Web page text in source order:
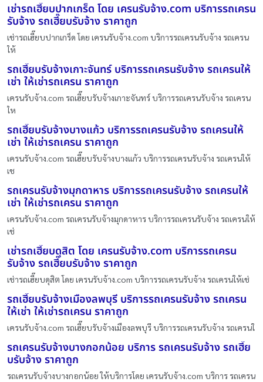
เช่ารถเฮี๊ยบปากเกร็ด โดย เครนรับจ้าง.com บริการรถเครน
รับจ้าง รถเฮี๊ยบรับจ้าง ราคาถูก
เช่ารถเฮี๊ยบปากเกร็ด โดย เครนรับจ้าง.com บริการรถเครนรับจ้าง รถเครน
ให้
รถเฮี๊ยบรับจ้างเกาะจันทร์ บริการรถเครนรับจ้าง รถเครนให้
เช่า ให้เช่ารถเครน ราคาถูก
เครนรับจ้าง.com รถเฮี๊ยบรับจ้างเกาะจันทร์ บริการรถเครนรับจ้าง รถเครน
ให
รถเฮี๊ยบรับจ้างบางแก้ว บริการรถเครนรับจ้าง รถเครนให้
เช่า ให้เช่ารถเครน ราคาถูก
เครนรับจ้าง.com รถเฮี๊ยบรับจ้างบางแก้ว บริการรถเครนรับจ้าง รถเครนให้
เช
รถเครนรับจ้างมุกดาหาร บริการรถเครนรับจ้าง รถเครนให้
เช่า ให้เช่ารถเครน ราคาถูก
เครนรับจ้าง.com รถเครนรับจ้างมุกดาหาร บริการรถเครนรับจ้าง รถเครนให้
เช่
เช่ารถเฮี๊ยบดุสิต โดย เครนรับจ้าง.com บริการรถเครน
รับจ้าง รถเฮี๊ยบรับจ้าง ราคาถูก
เช่ารถเฮี๊ยบดุสิต โดย เครนรับจ้าง.com บริการรถเครนรับจ้าง รถเครนให้เช่
รถเฮี๊ยบรับจ้างเมืองลพบุรี บริการรถเครนรับจ้าง รถเครน
ให้เช่า ให้เช่ารถเครน ราคาถูก
เครนรับจ้าง.com รถเฮี๊ยบรับจ้างเมืองลพบุรี บริการรถเครนรับจ้าง รถเครนใ
รถเครนรับจ้างบางกอกน้อย บริการ รถเครนรับจ้าง รถเฮี๊ย
บรับจ้าง ราคาถูก
รถเครนรับจ้างบางกอกน้อย ให้บริการโดย เครนรับจ้าง.com บริการ รถเครน